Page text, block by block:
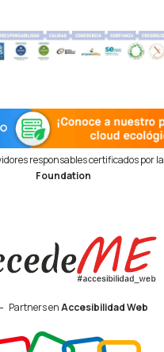
responsables certificados por la
Foundation
Partners enAccesibilidad Web